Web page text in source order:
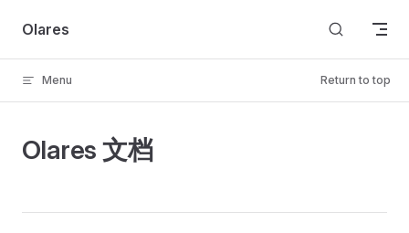
Skip to content
Olares
Menu Return to top
Olares 文档